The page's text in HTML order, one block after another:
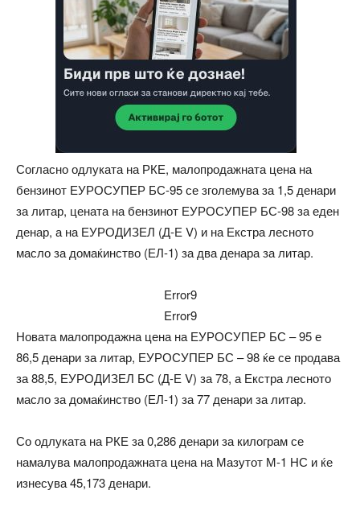
Согласно одлуката на РКЕ, малопродажната цена на
бензинот ЕУРОСУПЕР БС-95 се зголемува за 1,5 денари
за литар, цената на бензинот ЕУРОСУПЕР БС-98 за еден
денар, а на ЕУРОДИЗЕЛ (Д-Е V) и на Екстра лесното
масло за домаќинство (ЕЛ-1) за два денара за литар.
Error9
Error9
Новата малопродажна цена на ЕУРОСУПЕР БС – 95 е
86,5 денари за литар, ЕУРОСУПЕР БС – 98 ќе се продава
за 88,5, ЕУРОДИЗЕЛ БС (Д-Е V) за 78, а Екстра лесното
масло за домаќинство (ЕЛ-1) за 77 денари за литар.
Со одлуката на РКЕ за 0,286 денари за килограм се
намалува малопродажната цена на Мазутот М-1 НС и ќе
изнесува 45,173 денари.